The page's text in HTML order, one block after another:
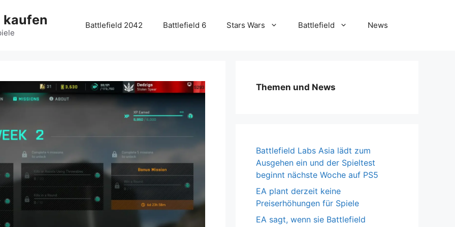
kaufen Battlefield 2042 Battlefield 6 Stars Wars Battlefield News
Themen und News
Battlefield Labs Asia lädt zum
Ausgehen ein und der Spieltest
beginnt nächste Woche auf PS5
EA plant derzeit keine
Preiserhöhungen für Spiele
EA sagt, wenn sie Battlefield